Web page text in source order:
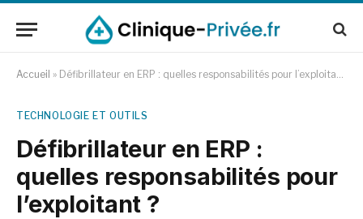
Accueil » Défibrillateur en ERP : quelles responsabilités pour l’exploitant ?
TECHNOLOGIE ET OUTILS
Défibrillateur en ERP :
quelles responsabilités pour
l’exploitant ?